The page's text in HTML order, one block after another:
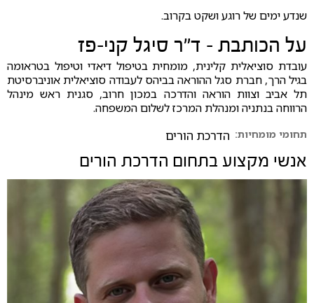
⁠שנדע ימים של רוגע ושקט בקרוב.
על הכותבת - ד"ר סיגל קני-פז
עובדת סוציאלית קלינית, מומחית בטיפול דיאדי וטיפול בטראומה
בגיל הרך, חברת סגל ההוראה בביהס לעבודה סוציאלית אוניברסיטת
תל אביב וצוות הוראה והדרכה במכון חרוב, סגנית ראש מינהל
הרווחה בנתניה ומנהלת המרכז לשלום המשפחה.
תחומי מומחיות: הדרכת הורים
אנשי מקצוע בתחום הדרכת הורים